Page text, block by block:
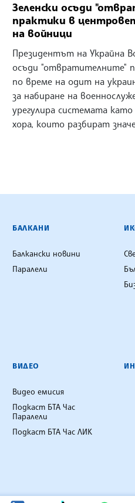
Зеленски осъди
практики в
на войници
Президентът на Украйна
осъди "отвратителните"
по време на одит на
за набиране на
урегулира системата
хора, които разбират
БАЛКАНИ
Балкански новини
Паралели
ВИДЕО
Видео емисия
Подкаст БТА Час
Паралели
Подкаст БТА Час ЛИК